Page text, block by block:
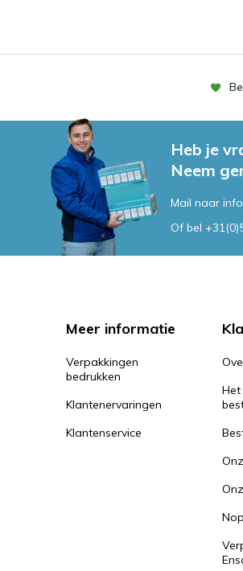
Heb je
Neem
Mail naar
Of bel
Meer informatie
Verpakkingen
bedrukken
Klantenervaringen
Klantenservice